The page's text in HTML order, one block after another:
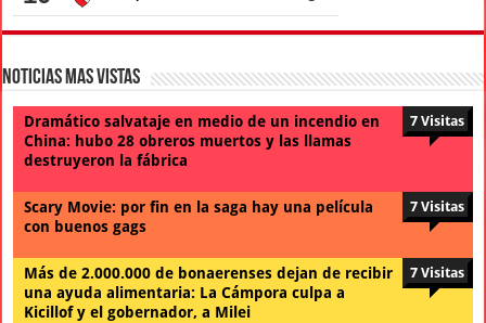
Noticias Mas Vistas
Dramático salvataje en medio de un incendio en
China: hubo 28 obreros muertos y las llamas
destruyeron la fábrica
7 Visitas
Scary Movie: por fin en la saga hay una película
con buenos gags
7 Visitas
Más de 2.000.000 de bonaerenses dejan de recibir
una ayuda alimentaria: La Cámpora culpa a
Kicillof y el gobernador, a Milei
7 Visitas